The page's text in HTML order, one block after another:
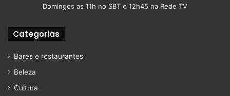
Domingos as 11h no SBT e 12h45 na Rede TV
Categorias
Bares e restaurantes
Beleza
Cultura